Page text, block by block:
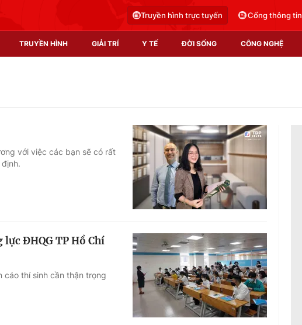
Truyền hình trực tuyến Cổng thông tin
TRUYỀN HÌNH GIẢI TRÍ Y TẾ ĐỜI SỐNG CÔNG NGHỆ
Hậu trường
Video
Shorts video
Podcast
EMagazine
Photo
Infographic
Góc ảnh
Công nghệ
với việc các bạn sẽ có rất
ĐHQG TP Hồ Chí
cáo thí sinh cần thận trọng